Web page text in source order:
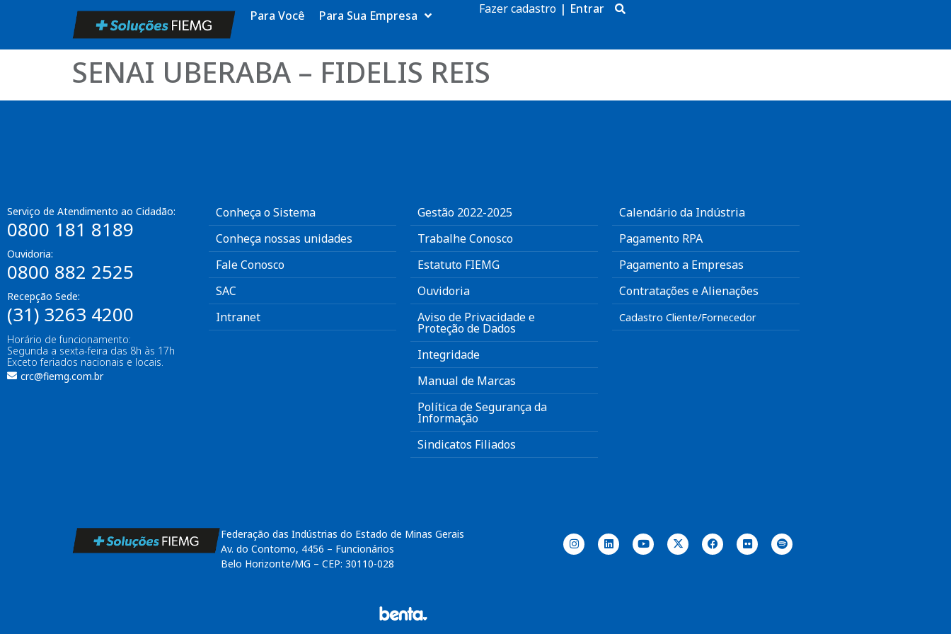
Para Você Para Sua Empresa Fazer cadastro | Entrar
SENAI UBERABA – FIDELIS REIS
Serviço de Atendimento ao Cidadão:
0800 181 8189
Ouvidoria:
0800 882 2525
Recepção Sede:
(31) 3263 4200
Horário de funcionamento:
Segunda a sexta-feira das 8h às 17h
Exceto feriados nacionais e locais.
crc@fiemg.com.br
Conheça o Sistema
Conheça nossas unidades
Fale Conosco
SAC
Intranet
Gestão 2022-2025
Trabalhe Conosco
Estatuto FIEMG
Ouvidoria
Aviso de Privacidade e
Proteção de Dados
Integridade
Manual de Marcas
Política de Segurança da
Informação
Sindicatos Filiados
Calendário da Indústria
Pagamento RPA
Pagamento a Empresas
Contratações e Alienações
Cadastro Cliente/Fornecedor
Federação das Indústrias do Estado de Minas Gerais
Av. do Contorno, 4456 – Funcionários
Belo Horizonte/MG – CEP: 30110-028